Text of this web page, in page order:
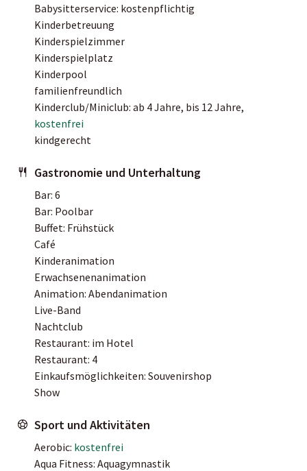
Babysitterservice: kostenpflichtig
Kinderbetreuung
Kinderspielzimmer
Kinderspielplatz
Kinderpool
familienfreundlich
Kinderclub/Miniclub: ab 4 Jahre, bis 12 Jahre,
kostenfrei
kindgerecht
Gastronomie und Unterhaltung
Bar: 6
Bar: Poolbar
Buffet: Frühstück
Café
Kinderanimation
Erwachsenenanimation
Animation: Abendanimation
Live-Band
Nachtclub
Restaurant: im Hotel
Restaurant: 4
Einkaufsmöglichkeiten: Souvenirshop
Show
Sport und Aktivitäten
Aerobic: kostenfrei
Aqua Fitness: Aquagymnastik